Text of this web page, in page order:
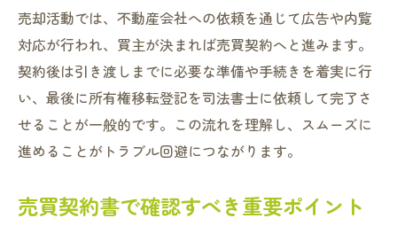
売却活動では、不動産会社への依頼を通じて広告や内覧
対応が行われ、買主が決まれば売買契約へと進みます。
契約後は引き渡しまでに必要な準備や手続きを着実に行
い、最後に所有権移転登記を司法書士に依頼して完了さ
せることが一般的です。この流れを理解し、スムーズに
進めることがトラブル回避につながります。
売買契約書で確認すべき重要ポイント